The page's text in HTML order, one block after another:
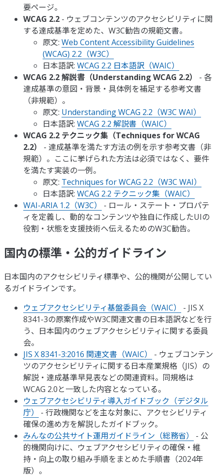
要ページ。
WCAG 2.2 - ウェブコンテンツのアクセシビリティに関
する達成基準を定めた、W3C勧告の規範文書。
原文: Web Content Accessibility Guidelines
(WCAG) 2.2（W3C）
日本語訳: WCAG 2.2 日本語訳（WAIC）
WCAG 2.2 解説書（Understanding WCAG 2.2）
- 各
達成基準の意図・背景・具体例を補足する参考文書
（非規範）。
原文: Understanding WCAG 2.2（W3C WAI）
日本語訳: WCAG 2.2 解説書（WAIC）
WCAG 2.2 テクニック集（Techniques for WCAG
2.2）
- 達成基準を満たす方法の例を示す参考文書（非
規範）。ここに挙げられた方法は必須ではなく、要件
を満たす実装の一例。
原文: Techniques for WCAG 2.2（W3C WAI）
日本語訳: WCAG 2.2 テクニック集（WAIC）
WAI-ARIA 1.2（W3C）
- ロール・ステート・プロパテ
ィを定義し、動的なコンテンツや独自に作成したUIの
役割・状態を支援技術へ伝えるためのW3C勧告。
国内の標準・公的ガイドライン
日本国内のアクセシビリティ標準や、公的機関が公開してい
るガイドラインです。
ウェブアクセシビリティ基盤委員会（WAIC）
- JIS X
8341-3の原案作成やW3C関連文書の日本語訳などを行
う、日本国内のウェブアクセシビリティに関する委員
会。
JIS X 8341-3:2016 関連文書（WAIC）
- ウェブコンテン
ツのアクセシビリティに関する日本産業規格（JIS）の
解説・達成基準早見表などの関連資料。同規格は
WCAG 2.0と一致した内容となっている。
ウェブアクセシビリティ導入ガイドブック（デジタル
庁）
- 行政機関などを主な対象に、アクセシビリティ
確保の進め方を解説したガイドブック。
みんなの公共サイト運用ガイドライン（総務省）
- 公
的機関向けに、ウェブアクセシビリティの確保・維
持・向上の取り組み手順をまとめた手順書（2024年
版）。